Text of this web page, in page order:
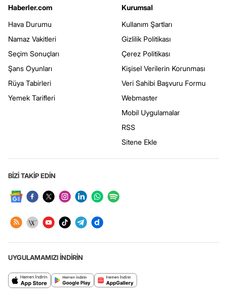
Haberler.com
Hava Durumu
Namaz Vakitleri
Seçim Sonuçları
Şans Oyunları
Rüya Tabirleri
Yemek Tarifleri
Kurumsal
Kullanım Şartları
Gizlilik Politikası
Çerez Politikası
Kişisel Verilerin Korunması
Veri Sahibi Başvuru Formu
Webmaster
Mobil Uygulamalar
RSS
Sitene Ekle
BİZİ TAKİP EDİN
UYGULAMAMIZI İNDİRİN